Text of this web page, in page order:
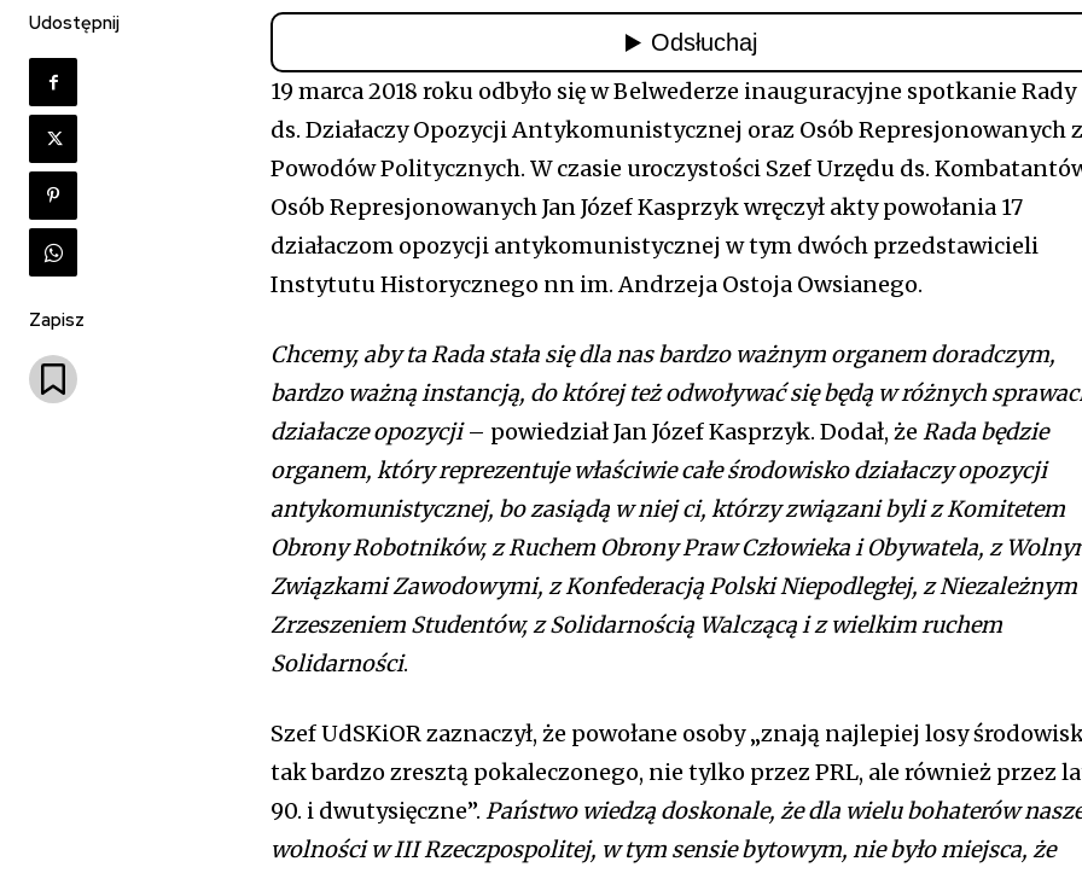
Udostępnij
Zapisz
19 marca 2018 roku odbyło się w Belwederze inauguracyjne spotkanie Rady
ds. Działaczy Opozycji Antykomunistycznej oraz Osób Represjonowanych
Powodów Politycznych. W czasie uroczystości Szef Urzędu ds.
Osób Represjonowanych Jan Józef Kasprzyk wręczył akty powołania 17
działaczom opozycji antykomunistycznej w tym dwóch przedstawicieli
Instytutu Historycznego nn im. Andrzeja Ostoja Owsianego.
Chcemy, aby ta Rada stała się dla nas bardzo ważnym organem doradczym,
bardzo ważną instancją, do której też odwoływać się będą w różnych
działacze opozycji– powiedział Jan Józef Kasprzyk. Dodał, żeRada będzie
organem, który reprezentuje właściwie całe środowisko działaczy opozycji
antykomunistycznej, bo zasiądą w niej ci, którzy związani byli z Komitetem
Obrony Robotników, z Ruchem Obrony Praw Człowieka i Obywatela, z
Związkami Zawodowymi, z Konfederacją Polski Niepodległej, z Niezależnym
Zrzeszeniem Studentów, z Solidarnością Walczącą i z wielkim ruchem
Solidarności.
Szef UdSKiOR zaznaczył, że powołane osoby „znają najlepiej losy
tak bardzo zresztą pokaleczonego, nie tylko przez PRL, ale również przez
90. i dwutysięczne”.Państwo wiedzą doskonale, że dla wielu bohaterów
wolności w III Rzeczpospolitej, w tym sensie bytowym, nie było miejsca, że